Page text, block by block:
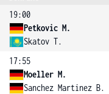
19:00
Petkovic M.
Skatov T.
17:55
Moeller M.
Sanchez Martinez B.